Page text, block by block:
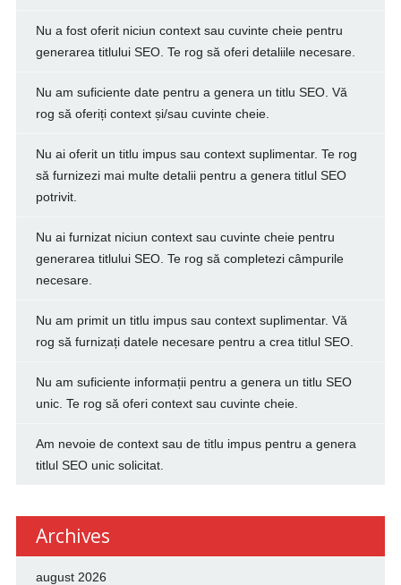
Nu a fost oferit niciun context sau cuvinte cheie pentru
generarea titlului SEO. Te rog să oferi detaliile necesare.
Nu am suficiente date pentru a genera un titlu SEO. Vă
rog să oferiți context și/sau cuvinte cheie.
Nu ai oferit un titlu impus sau context suplimentar. Te rog
să furnizezi mai multe detalii pentru a genera titlul SEO
potrivit.
Nu ai furnizat niciun context sau cuvinte cheie pentru
generarea titlului SEO. Te rog să completezi câmpurile
necesare.
Nu am primit un titlu impus sau context suplimentar. Vă
rog să furnizați datele necesare pentru a crea titlul SEO.
Nu am suficiente informații pentru a genera un titlu SEO
unic. Te rog să oferi context sau cuvinte cheie.
Am nevoie de context sau de titlu impus pentru a genera
titlul SEO unic solicitat.
Archives
august 2026